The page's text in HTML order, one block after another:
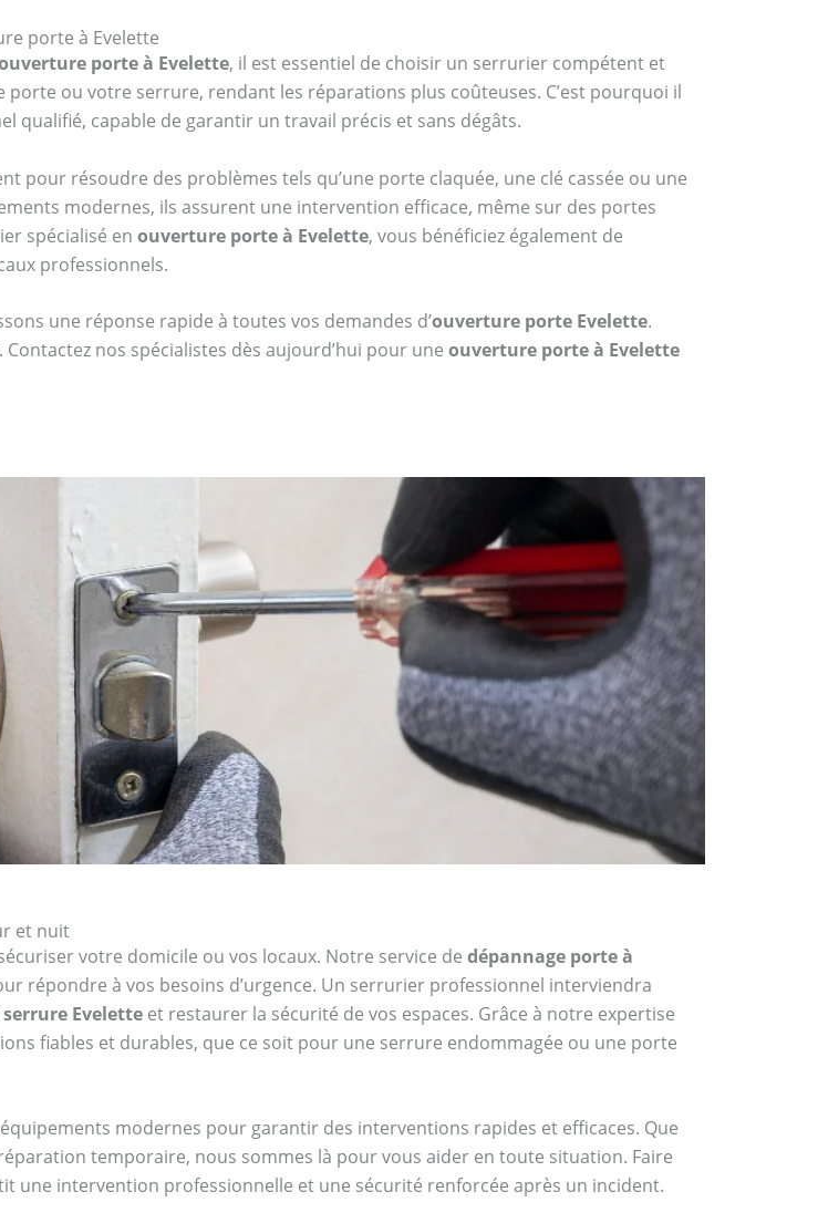
porte à Evelette
porte à Evelette, il est essentiel de choisir un serrurier compétent et
ou votre serrure, rendant les réparations plus coûteuses. C’est pourquoi il
qualifié, capable de garantir un travail précis et sans dégâts.
pour résoudre des problèmes tels qu’une porte claquée, une clé cassée ou une
modernes, ils assurent une intervention efficace, même sur des portes
spécialisé en ouverture porte à Evelette, vous bénéficiez également de
professionnels.
une réponse rapide à toutes vos demandes d’ouverture porte Evelette.
nos spécialistes dès aujourd’hui pour une ouverture porte à Evelette
et nuit
votre domicile ou vos locaux. Notre service de dépannage porte à
répondre à vos besoins d’urgence. Un serrurier professionnel interviendra
Evelette et restaurer la sécurité de vos espaces. Grâce à notre expertise
fiables et durables, que ce soit pour une serrure endommagée ou une porte
modernes pour garantir des interventions rapides et efficaces. Que
temporaire, nous sommes là pour vous aider en toute situation. Faire
une intervention professionnelle et une sécurité renforcée après un incident.